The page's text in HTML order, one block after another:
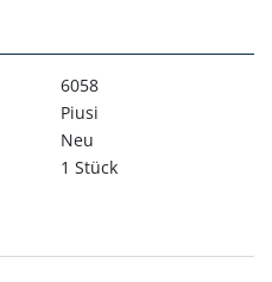
6058
Piusi
Neu
1 Stück